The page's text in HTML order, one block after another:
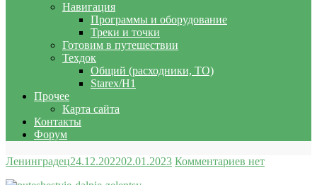
Навигация
Программы и оборудование
Треки и точки
Готовим в путешествии
Техдок
Общий (расходники, ТО)
Starex/H1
Прочее
Карта сайта
Контакты
Форум
Ленинградец24.12.202202.01.2023 Комментариев нет